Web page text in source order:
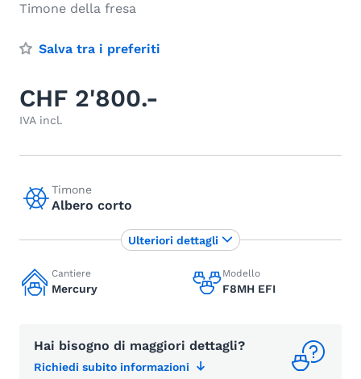
Timone della fresa
Salva tra i preferiti
CHF 2'800.-
IVA incl.
Timone
Albero corto
Cantiere
Mercury
Modello
F8MH EFI
Hai bisogno di maggiori dettagli?
Richiedi subito informazioni
Ulteriori dettagli